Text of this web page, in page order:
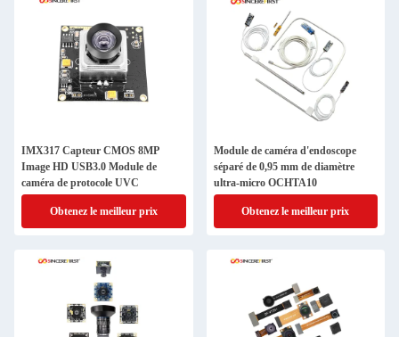
IMX317 Capteur CMOS 8MP
Image HD USB3.0 Module de
caméra de protocole UVC
Obtenez le meilleur prix
Module de caméra d'endoscope
séparé de 0,95 mm de diamètre
ultra-micro OCHTA10
Obtenez le meilleur prix